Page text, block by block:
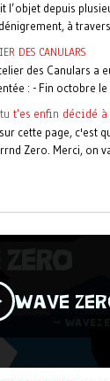
l’objet depuis
à travers
DES CANULARS
des Canulars a
: - Fin octobre le
t'es enfin décidé à
cette page, c'est
Zero. Merci, on